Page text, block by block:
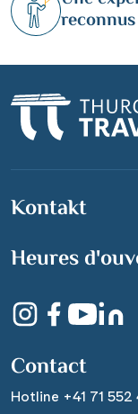
reconnus
Kontakt
Heures
Contact
Hotline +41 71 552